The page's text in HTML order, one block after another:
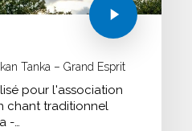
Tanka – Grand Esprit
pour l'association
chant traditionnel
-…